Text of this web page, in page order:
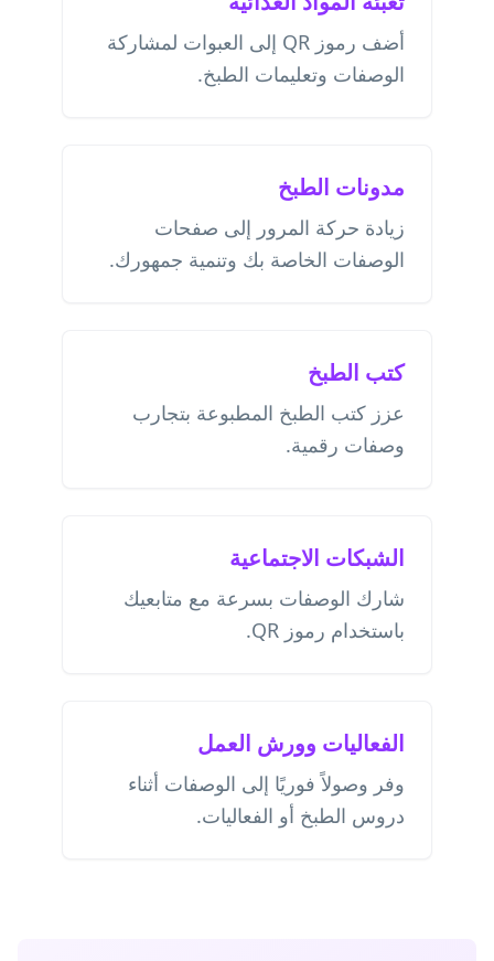
أضف رموز QR إلى العبوات لمشاركة
الوصفات وتعليمات الطبخ.
مدونات الطبخ
زيادة حركة المرور إلى صفحات
الوصفات الخاصة بك وتنمية جمهورك.
كتب الطبخ
عزز كتب الطبخ المطبوعة بتجارب
وصفات رقمية.
الشبكات الاجتماعية
شارك الوصفات بسرعة مع متابعيك
باستخدام رموز QR.
الفعاليات وورش العمل
وفر وصولاً فوريًا إلى الوصفات أثناء
دروس الطبخ أو الفعاليات.